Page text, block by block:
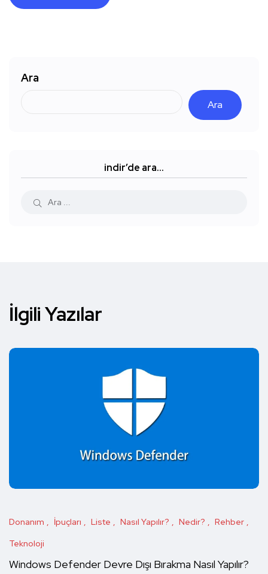
Ara
Ara
indir’de ara…
İlgili Yazılar
Donanım İpuçları Liste Nasıl Yapılır? Nedir?
Rehber
Teknoloji
Windows Defender Devre Dışı Bırakma Nasıl Yapılır?